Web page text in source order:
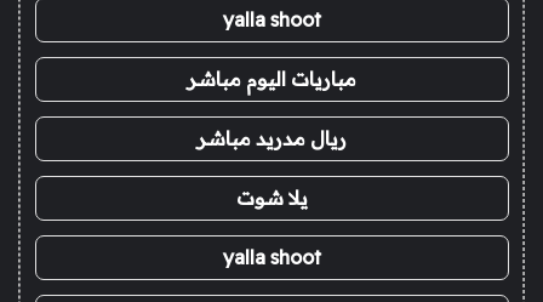
yalla shoot
مباريات اليوم مباشر
ريال مدريد مباشر
يلا شوت
yalla shoot